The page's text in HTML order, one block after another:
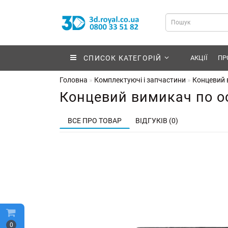
0
СПИСОК КАТЕГОРІЙ АКЦІЇ
Головна Комплектуючі і запчастини Концевий
Концевий вимикач по
ВСЕ ПРО ТОВАР ВІДГУКІВ (0)